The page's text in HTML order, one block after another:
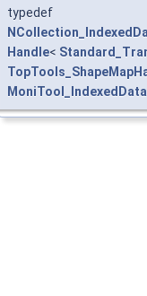
typedef
Handle<